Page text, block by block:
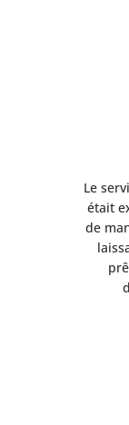
Le
était
de